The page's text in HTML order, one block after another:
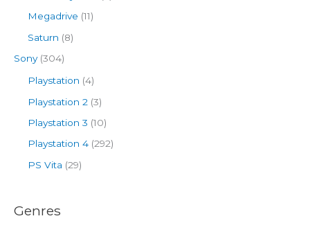
Megadrive (11)
Saturn (8)
Sony(304)
Playstation (4)
Playstation 2 (3)
Playstation 3 (10)
Playstation 4 (292)
PS Vita (29)
Genres